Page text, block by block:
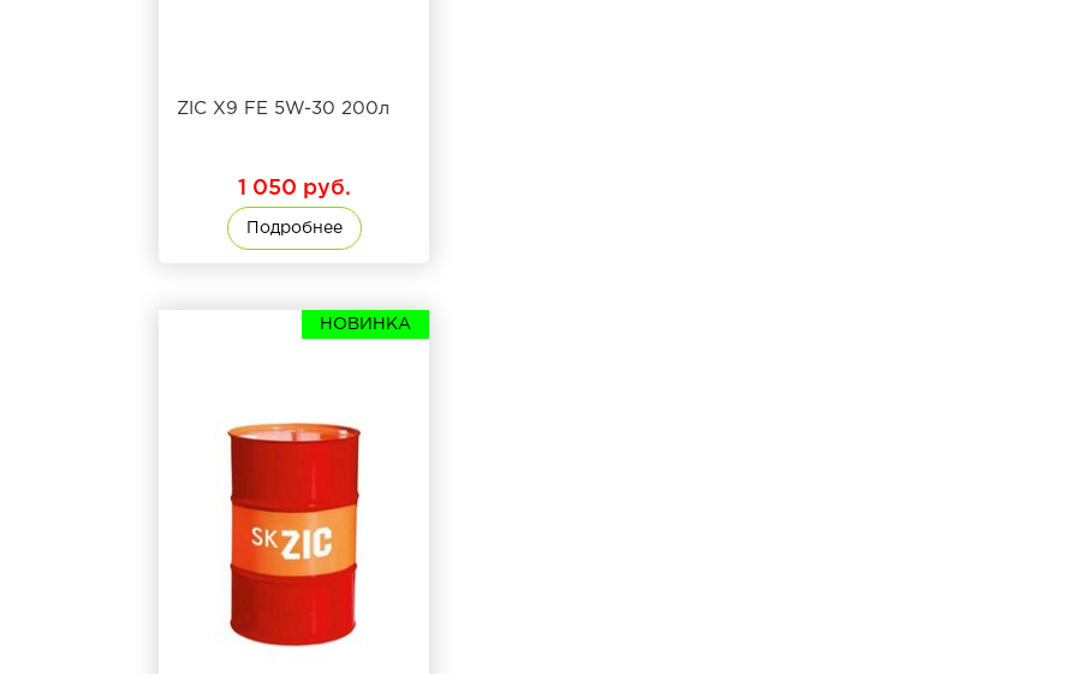
ZIC X9 FE 5W-30 200л
1 050 руб.
Подробнее
НОВИНКА